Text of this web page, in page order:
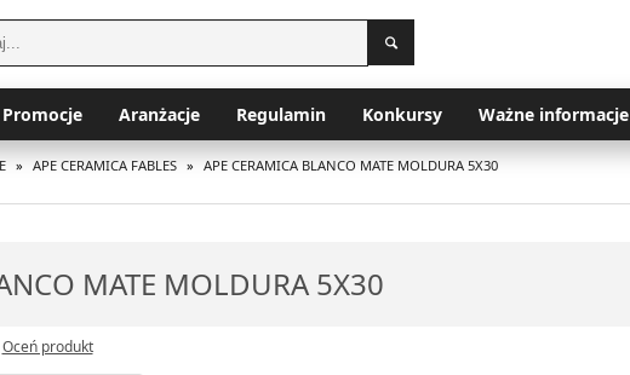
Promocje Aranżacje Regulamin Konkursy Ważne informacje
» APE CERAMICA FABLES » APE CERAMICA BLANCO MATE MOLDURA 5X30
MATE MOLDURA 5X30
Oceń produkt